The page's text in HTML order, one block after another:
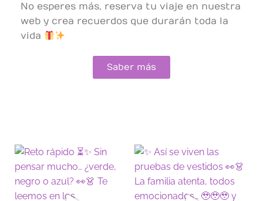
No esperes más, reserva tu viaje en nuestra
web y crea recuerdos que durarán toda la
vida
Saber más